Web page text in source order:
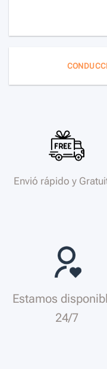
Envió rápido y
Estamos
24/7